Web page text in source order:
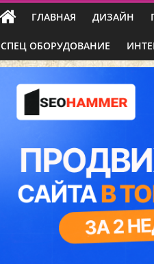
ГЛАВНАЯ ДИЗАЙН
СПЕЦ ОБОРУДОВАНИЕ